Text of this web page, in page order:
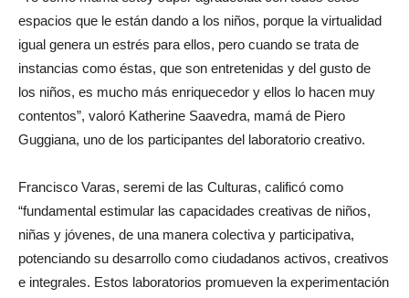
espacios que le están dando a los niños, porque la virtualidad
igual genera un estrés para ellos, pero cuando se trata de
instancias como éstas, que son entretenidas y del gusto de
los niños, es mucho más enriquecedor y ellos lo hacen muy
contentos”, valoró Katherine Saavedra, mamá de Piero
Guggiana, uno de los participantes del laboratorio creativo.
Francisco Varas, seremi de las Culturas, calificó como
“fundamental estimular las capacidades creativas de niños,
niñas y jóvenes, de una manera colectiva y participativa,
potenciando su desarrollo como ciudadanos activos, creativos
e integrales. Estos laboratorios promueven la experimentación